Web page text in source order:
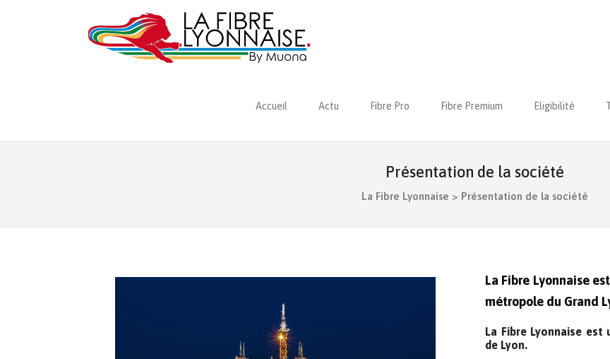
Accueil Actu Fibre Pro Fibre Premium Eligibilité
Présentation de la société
La Fibre Lyonnaise > Présentation de la société
La Fibre Lyonnaise
métropole du Grand
La Fibre Lyonnaise
de Lyon.